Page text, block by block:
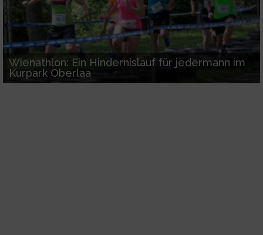
Wienathlon: Ein Hindernislauf für jedermann im
Kurpark Oberlaa